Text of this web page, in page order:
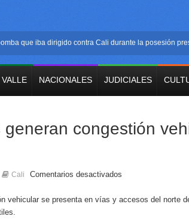
que iba dirigido contra Cali durante la posesión
VALLE NACIONALES JUDICIALES
generan congestión
Cali Comentarios desactivados
vehicular se presenta en vías y accesos del norte